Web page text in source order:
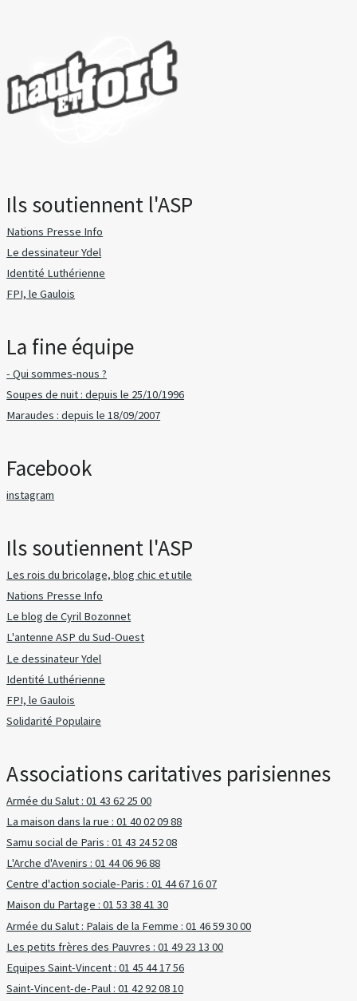
Ils soutiennent l'ASP
Nations Presse Info
Le dessinateur Ydel
Identité Luthérienne
FPI, le Gaulois
La fine équipe
- Qui sommes-nous ?
Soupes de nuit : depuis le 25/10/1996
Maraudes : depuis le 18/09/2007
Facebook
instagram
Ils soutiennent l'ASP
Les rois du bricolage, blog chic et utile
Nations Presse Info
Le blog de Cyril Bozonnet
L'antenne ASP du Sud-Ouest
Le dessinateur Ydel
Identité Luthérienne
FPI, le Gaulois
Solidarité Populaire
Associations caritatives parisiennes
Armée du Salut : 01 43 62 25 00
La maison dans la rue : 01 40 02 09 88
Samu social de Paris : 01 43 24 52 08
L'Arche d'Avenirs : 01 44 06 96 88
Centre d'action sociale-Paris : 01 44 67 16 07
Maison du Partage : 01 53 38 41 30
Armée du Salut : Palais de la Femme : 01 46 59 30 00
Les petits frères des Pauvres : 01 49 23 13 00
Equipes Saint-Vincent : 01 45 44 17 56
Saint-Vincent-de-Paul : 01 42 92 08 10